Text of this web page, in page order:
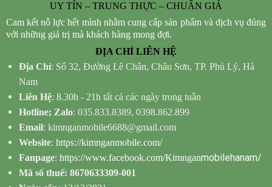
UY TÍN – TRUNG THỰC – CHUẨN GIÁ
Cam kết nỗ lực hết mình nhằm cung cấp sản phẩm và dịch vụ đúng
với những giá trị mà khách hàng mong đợi.
ĐỊA CHỈ LIÊN HỆ
Địa Chỉ: Số 32, Đường Lê Chân, Châu Sơn, TP. Phủ Lý, Hà
Nam
Liên Hệ: 8.30h - 21h tất cả các ngày trong tuần
Hotline; Zalo: 035.833.8389, 0398.862.899
Email: kimnganmobile6688@gmail.com
Website: https://kimnganmobile.com/
Fanpage: https://www.facebook.com/Kimnganmobilehanam/
Mã số thuế: 8670633309-001